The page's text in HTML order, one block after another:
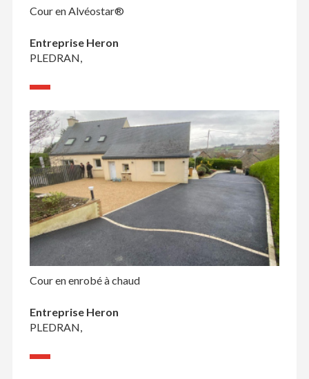
Cour en Alvéostar®
Entreprise Heron
PLEDRAN,
Cour en enrobé à chaud
Entreprise Heron
PLEDRAN,